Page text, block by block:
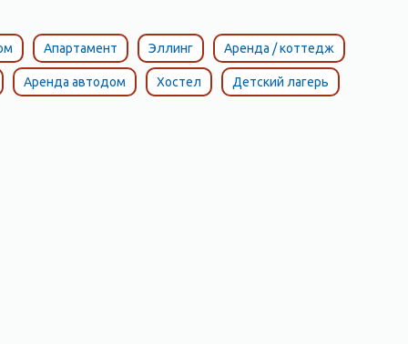
местом для отдыха и развлечений. Здесь есть все
Апартамент Эллинг Аренда / коттедж
Аренда автодом Хостел Детский лагерь